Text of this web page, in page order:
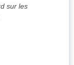
sur les